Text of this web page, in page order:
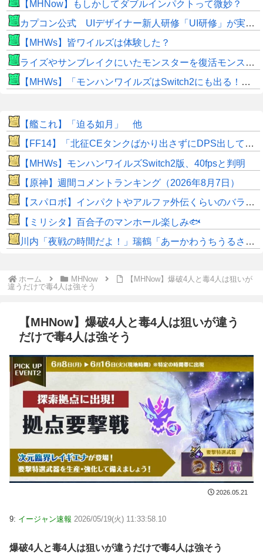
【MHNow】もしかしてダブルインパクトって微妙？
カプコン公式 UIデザイナー新人研修「UI研修」が実装まで進みました！
【MHWs】皆ワイルズは体験した？
ライズやサンブレイクにいたモンスターを復活モンスターと呼ぶのはやめよう
【MHWs】「モンハンワイルズはSwitch2にも出る！」👈こいつにかけたい言葉ｗｗｗｗｗｗｗｗｗ
【艦これ】「迫る如月」 他
【FF14】「北征CEタンクばかり出さずにDPS出してくれ！」安全重視のヒカセンが増えすぎた結果・・・CEにかかる時間がドンドン延びている？
【MHWs】モンハンワイルズSwitch2版、40fpsと判明
【原神】週間コメントランキング（2026年8月7日）
【スパロボ】インパクトやアルファ外伝くらいのバランス求む！！ → インパクトも最終的にはコアブースターで雑魚は一撃で倒せてたけどね
【ミリシタ】百合子のマンホール楽しみ🐟
川内「夜戦の時間だよ！」瑞鶴「あーかわうちうるさい！」
ホーム MHNow
【MHNow】爆破4人と毒4人は狙いが
違うだけで毒4人は強そう
【MHNow】爆破4人と毒4人は狙いが違う
だけで毒4人は強そう
2026.05.21
9: イージャン速報 2026/05/19(火) 11:33:58.10
爆破4人と毒4人は狙いが違うだけで毒4人は強そう